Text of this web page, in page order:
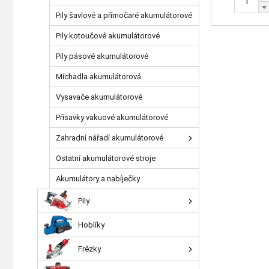
Pily šavlové a přímočaré akumulátorové
Pily kotoučové akumulátorové
Pily pásové akumulátorové
Míchadla akumulátorová
Vysavače akumulátorové
Přísavky vakuové akumulátorové
Zahradní nářadí akumulátorové
Ostatní akumulátorové stroje
Akumulátory a nabíječky
Pily
Hoblíky
Frézky